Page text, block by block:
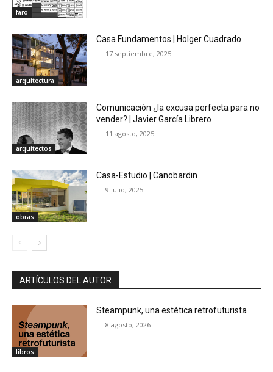
faro
arquitectura
Casa Fundamentos | Holger Cuadrado
17 septiembre, 2025
arquitectos
Comunicación ¿la excusa perfecta para no
vender? | Javier García Librero
11 agosto, 2025
obras
Casa-Estudio | Canobardin
9 julio, 2025
ARTÍCULOS DEL AUTOR
libros
Steampunk, una estética retrofuturista
8 agosto, 2026